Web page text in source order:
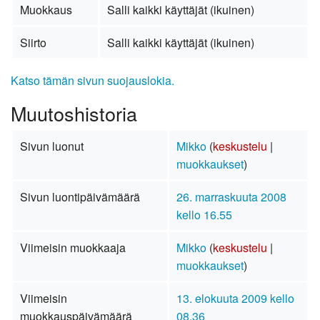
Muokkaus
Salli kaikki käyttäjät (ikuinen)
Siirto
Salli kaikki käyttäjät (ikuinen)
Katso tämän sivun suojauslokia.
Muutoshistoria
Sivun luonut Mikko (keskustelu |
muokkaukset)
Sivun luontipäivämäärä
26. marraskuuta 2008
kello 16.55
Viimeisin muokkaaja
Mikko (keskustelu |
muokkaukset)
Viimeisin
muokkauspäivämäärä
13. elokuuta 2009 kello
08.36